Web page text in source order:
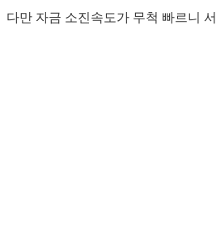
다만 자금 소진속도가 무척 빠르니